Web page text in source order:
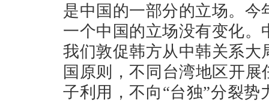
是中国的一部分的立场。
一个中国的立场没有变化
我们敦促韩方从中韩关系
国原则，不同台湾地区开
子利用，不向“台独”分裂